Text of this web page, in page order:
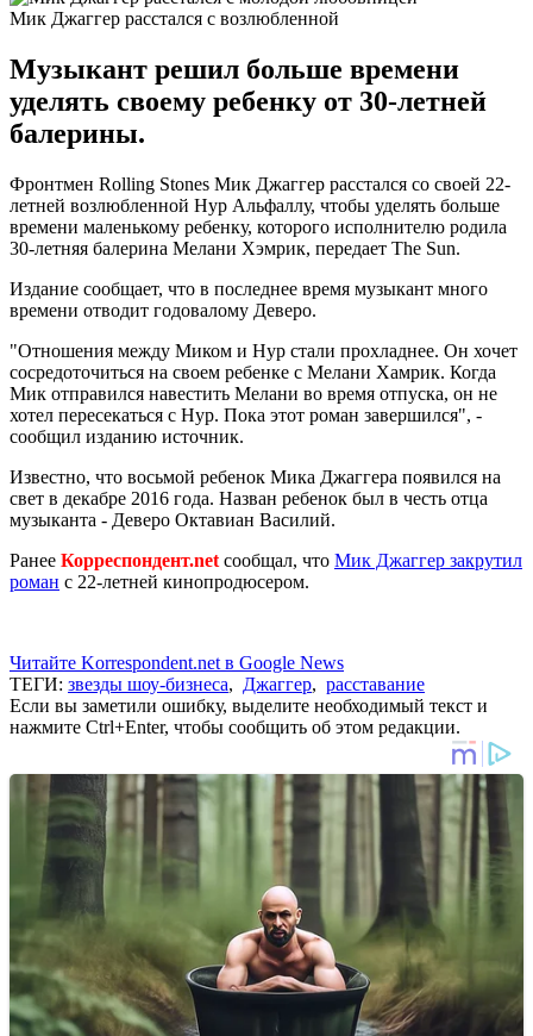
Мик Джаггер расстался с возлюбленной
Музыкант решил больше времени
уделять своему ребенку от 30-летней
балерины.
Фронтмен Rolling Stones Мик Джаггер расстался со своей 22-
летней возлюбленной Нур Альфаллу, чтобы уделять больше
времени маленькому ребенку, которого исполнителю родила
30-летняя балерина Мелани Хэмрик, передает The Sun.
Издание сообщает, что в последнее время музыкант много
времени отводит годовалому Деверо.
"Отношения между Миком и Нур стали прохладнее. Он хочет
сосредоточиться на своем ребенке с Мелани Хамрик. Когда
Мик отправился навестить Мелани во время отпуска, он не
хотел пересекаться с Нур. Пока этот роман завершился", -
сообщил изданию источник.
Известно, что восьмой ребенок Мика Джаггера появился на
свет в декабре 2016 года. Назван ребенок был в честь отца
музыканта - Деверо Октавиан Василий.
Ранее Корреспондент.net сообщал, что Мик Джаггер закрутил
роман с 22-летней кинопродюсером.
Читайте Korrespondent.net в Google News
ТЕГИ: звезды шоу-бизнеса, Джаггер, расставание
Если вы заметили ошибку, выделите необходимый текст и
нажмите Ctrl+Enter, чтобы сообщить об этом редакции.